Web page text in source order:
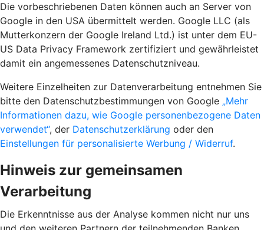
Die vorbeschriebenen Daten können auch an Server von
Google in den USA übermittelt werden. Google LLC (als
Mutterkonzern der Google Ireland Ltd.) ist unter dem EU-
US Data Privacy Framework zertifiziert und gewährleistet
damit ein angemessenes Datenschutzniveau.
Weitere Einzelheiten zur Datenverarbeitung entnehmen Sie
bitte den Datenschutzbestimmungen von Google „Mehr
Informationen dazu, wie Google personenbezogene Daten
verwendet“, der Datenschutzerklärung oder den
Einstellungen für personalisierte Werbung / Widerruf.
Hinweis zur gemeinsamen
Verarbeitung
Die Erkenntnisse aus der Analyse kommen nicht nur uns